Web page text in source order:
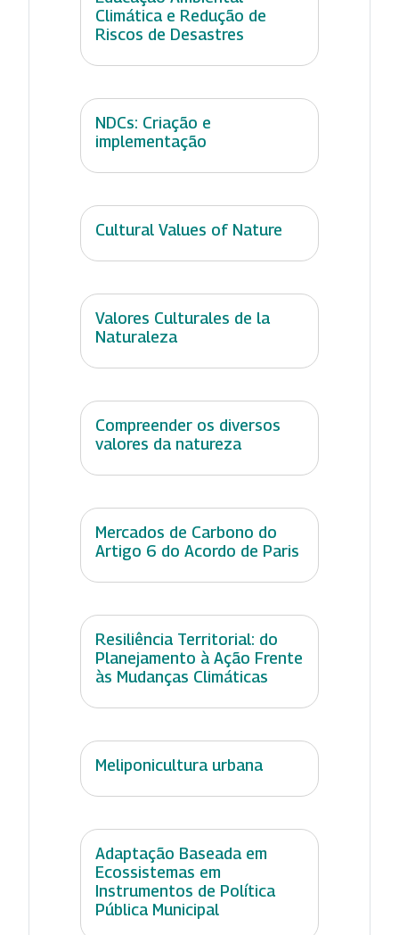
Climática e Redução de
Riscos de Desastres
NDCs: Criação e
implementação
Cultural Values of Nature
Valores Culturales de la
Naturaleza
Compreender os diversos
valores da natureza
Mercados de Carbono do
Artigo 6 do Acordo de Paris
Resiliência Territorial: do
Planejamento à Ação Frente
às Mudanças Climáticas
Meliponicultura urbana
Adaptação Baseada em
Ecossistemas em
Instrumentos de Política
Pública Municipal